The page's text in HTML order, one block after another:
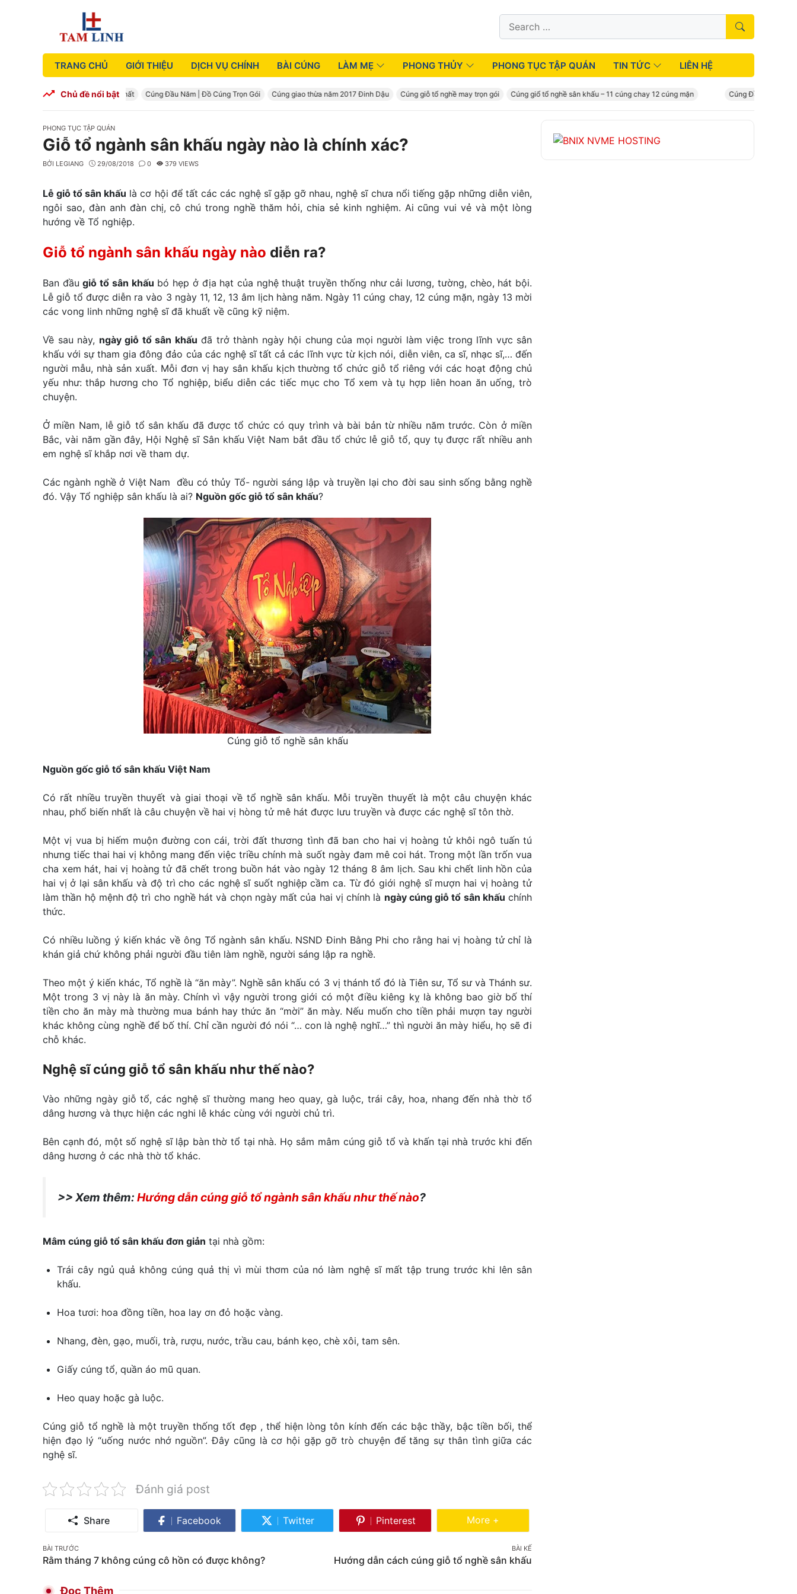
Search
for:
TRANG CHỦ GIỚI THIỆU DỊCH VỤ CHÍNH BÀI CÚNG LÀM MẸ PHONG THỦY PHONG TỤC TẬP QUÁN TIN TỨC LIÊN HỆ
Chủ đề nổi bật
– Mâm cúng đầy tháng đầy đủ nhất Cúng Đầu Năm | Đồ Cúng Trọn Gói Cúng giao thừa năm 2017 Đinh Dậu Cúng giỗ tổ nghề may trọn gói Cúng giổ tổ nghề sân khấu – 11 cúng chay 12 cúng mặn Cúng Đầy Tháng –
CATEGORIES
PHONG TỤC TẬP QUÁN
Giỗ tổ ngành sân khấu ngày nào là chính xác?
BỞI LEGIANG 29/08/2018 0 379 VIEWS
Lễ giỗ tổ sân khấu là cơ hội để tất các các nghệ sĩ gặp gỡ nhau, nghệ sĩ chưa nổi tiếng gặp những diễn viên,
ngôi sao, đàn anh đàn chị, cô chú trong nghề thăm hỏi, chia sẻ kinh nghiệm. Ai cũng vui vẻ và một lòng
hướng về Tổ nghiệp.
Giỗ tổ ngành sân khấu ngày nào diễn ra?
Ban đầugiỗ tổ sân khấu bó hẹp ở địa hạt của nghệ thuật truyền thống như cải lương, tường, chèo, hát bội.
Lễ giỗ tổ được diễn ra vào 3 ngày 11, 12, 13 âm lịch hàng năm. Ngày 11 cúng chay, 12 cúng mặn, ngày 13 mời
các vong linh những nghệ sĩ đã khuất về cũng kỹ niệm.
Về sau này, ngày giỗ tổ sân khấu đã trở thành ngày hội chung của mọi người làm việc trong lĩnh vực sân
khấu với sự tham gia đông đảo của các nghệ sĩ tất cả các lĩnh vực từ kịch nói, diễn viên, ca sĩ, nhạc sĩ,… đến
người mẫu, nhà sản xuất. Mỗi đơn vị hay sân khấu kịch thường tổ chức giỗ tổ riêng với các hoạt động chủ
yếu như: thắp hương cho Tổ nghiệp, biểu diễn các tiếc mục cho Tổ xem và tụ hợp liên hoan ăn uống, trò
chuyện.
Ở miền Nam, lễ giỗ tổ sân khấu đã được tổ chức có quy trình và bài bản từ nhiều năm trước. Còn ở miền
Bắc, vài năm gần đây, Hội Nghệ sĩ Sân khấu Việt Nam bắt đầu tổ chức lễ giỗ tổ, quy tụ được rất nhiều anh
em nghệ sĩ khắp nơi về tham dự.
Các ngành nghề ở Việt Nam đều có thủy Tổ- người sáng lập và truyền lại cho đời sau sinh sống bằng nghề
đó. Vậy Tổ nghiệp sân khấu là ai? Nguồn gốc giỗ tổ sân khấu?
Cúng giỗ tổ nghề sân khấu
Nguồn gốc giỗ tổ sân khấu Việt Nam
Có rất nhiều truyền thuyết và giai thoại về tổ nghề sân khấu. Mỗi truyền thuyết là một câu chuyện khác
nhau, phổ biến nhất là câu chuyện về hai vị hòng tử mê hát được lưu truyền và được các nghệ sĩ tôn thờ.
Một vị vua bị hiếm muộn đường con cái, trời đất thương tình đã ban cho hai vị hoàng tử khôi ngô tuấn tú
nhưng tiếc thai hai vị không mang đến việc triều chính mà suốt ngày đam mê coi hát. Trong một lần trốn vua
cha xem hát, hai vị hoàng tử đã chết trong buồn hát vào ngày 12 tháng 8 âm lịch. Sau khi chết linh hồn của
hai vị ở lại sân khấu và độ trì cho các nghệ sĩ suốt nghiệp cầm ca. Từ đó giới nghệ sĩ mượn hai vị hoàng tử
làm thần hộ mệnh độ trì cho nghề hát và chọn ngày mất của hai vị chính là ngày cúng giỗ tổ sân khấu chính
thức.
Có nhiều luồng ý kiến khác về ông Tổ ngành sân khấu. NSND Đinh Bằng Phi cho rằng hai vị hoàng tử chỉ là
khán giả chứ không phải người đầu tiên làm nghề, người sáng lập ra nghề.
Theo một ý kiến khác, Tổ nghề là “ăn mày”. Nghề sân khấu có 3 vị thánh tổ đó là Tiên sư, Tổ sư và Thánh sư.
Một trong 3 vị này là ăn mày. Chính vì vậy người trong giới có một điều kiêng kỵ là không bao giờ bố thí
tiền cho ăn mày mà thường mua bánh hay thức ăn “mời” ăn mày. Nếu muốn cho tiền phải mượn tay người
khác không cùng nghề để bố thí. Chỉ cần người đó nói “… con là nghệ nghĩ…” thì người ăn mày hiểu, họ sẽ đi
chỗ khác.
Nghệ sĩ cúng giỗ tổ sân khấu như thế nào?
Vào những ngày giỗ tổ, các nghệ sĩ thường mang heo quay, gà luộc, trái cây, hoa, nhang đến nhà thờ tổ
dâng hương và thực hiện các nghi lễ khác cùng với người chủ trì.
Bên cạnh đó, một số nghệ sĩ lập bàn thờ tổ tại nhà. Họ sắm mâm cúng giỗ tổ và khấn tại nhà trước khi đến
dâng hương ở các nhà thờ tổ khác.
>> Xem thêm: Hướng dẫn cúng giỗ tổ ngành sân khấu như thế nào?
Mâm cúng giỗ tổ sân khấu đơn giản tại nhà gồm:
Trái cây ngủ quả không cúng quả thị vì mùi thơm của nó làm nghệ sĩ mất tập trung trước khi lên sân
khấu.
Hoa tươi: hoa đồng tiền, hoa lay ơn đỏ hoặc vàng.
Nhang, đèn, gạo, muối, trà, rượu, nước, trầu cau, bánh kẹo, chè xôi, tam sên.
Giấy cúng tổ, quần áo mũ quan.
Heo quay hoặc gà luộc.
Cúng giỗ tổ nghề là một truyền thống tốt đẹp , thể hiện lòng tôn kính đến các bậc thầy, bậc tiền bối, thể
hiện đạo lý “uống nước nhớ nguồn”. Đây cũng là cơ hội gặp gỡ trò chuyện để tăng sự thân tình giữa các
nghệ sĩ.
Đánh giá post
Share Facebook
Share
Facebook
Twitter
Share
Pinterest
Share
Pinterest
Share More
More +
Post
navigation
BÀI TRƯỚC
Rằm tháng 7 không cúng cô hồn có được không?
BÀI KẾ
Hướng dẫn cách cúng giỗ tổ nghề sân khấu
Đọc Thêm